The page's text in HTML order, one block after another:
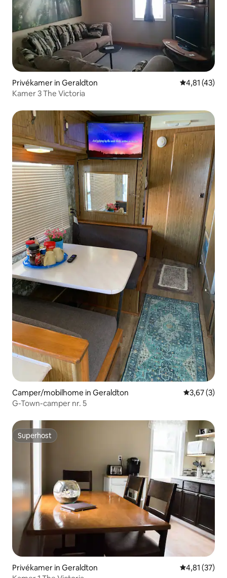
Privékamer in Geraldton Gemiddelde
4,81 (43)
Kamer 3 The Victoria
Camper/mobilhome in Geraldton
3,67 (3)
G-Town-camper nr. 5
Superhost
Superhost
Privékamer in Geraldton Gemiddelde
4,81 (37)